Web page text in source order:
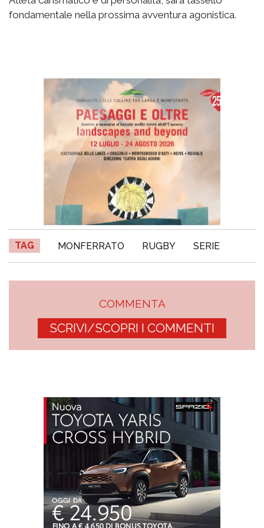
fondamentale nella prossima avventura agonistica.
TAG MONFERRATO RUGBY SERIE
COMMENTA
SCRIVI/SCOPRI I COMMENTI